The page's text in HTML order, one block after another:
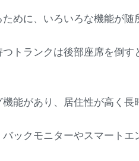
めに、いろいろな機能が随
トランクは後部座席を倒
能があり、居住性が高く長
ックモニターやスマート